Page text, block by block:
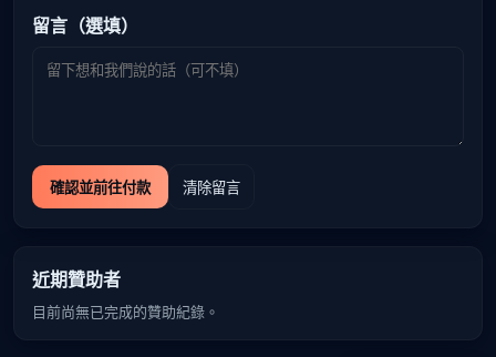
留言（選填）
確認並前往付款 清除留言
近期贊助者
目前尚無已完成的贊助紀錄。